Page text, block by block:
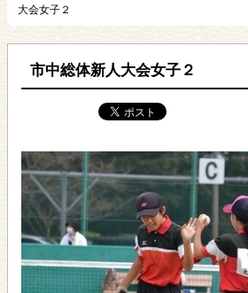
動
大会女子２
市中総体新人大会女子２